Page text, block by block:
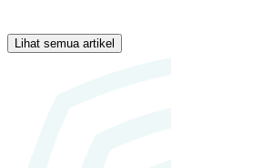
Lihat semua artikel